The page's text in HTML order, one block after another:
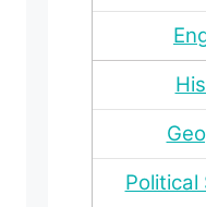
Political